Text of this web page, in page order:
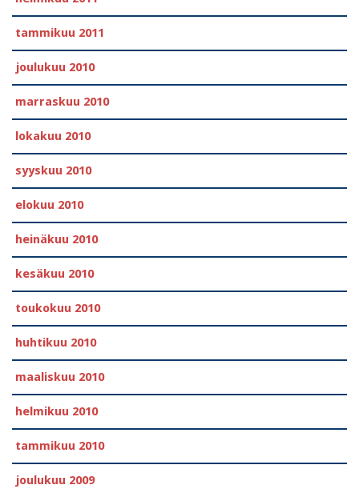
tammikuu 2011
joulukuu 2010
marraskuu 2010
lokakuu 2010
syyskuu 2010
elokuu 2010
heinäkuu 2010
kesäkuu 2010
toukokuu 2010
huhtikuu 2010
maaliskuu 2010
helmikuu 2010
tammikuu 2010
joulukuu 2009